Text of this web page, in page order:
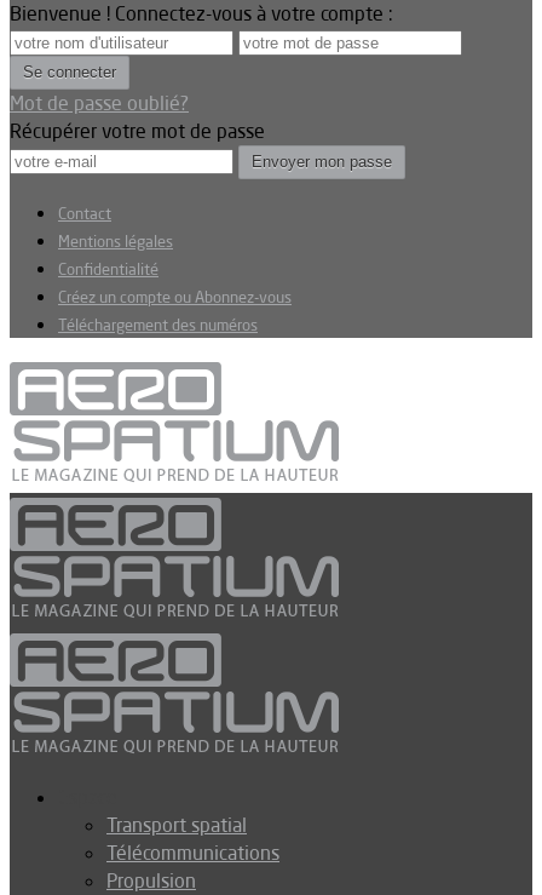
Bienvenue ! Connectez-vous à votre compte :
Mot de passe oublié?
Récupérer votre mot de passe
Contact
Mentions légales
Confidentialité
Créez un compte ou Abonnez-vous
Téléchargement des numéros
Transport spatial
Télécommunications
Propulsion